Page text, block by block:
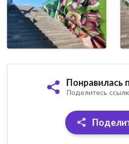
Понравилась
Поделитесь